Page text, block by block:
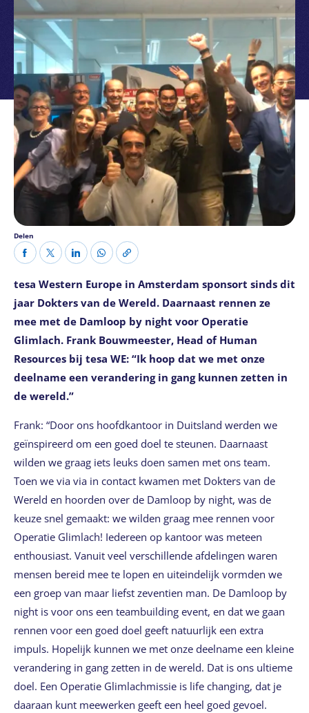
Delen
tesa Western Europe in Amsterdam sponsort sinds dit
jaar Dokters van de Wereld. Daarnaast rennen ze
mee met de Damloop by night voor Operatie
Glimlach. Frank Bouwmeester, Head of Human
Resources bij tesa WE: “Ik hoop dat we met onze
deelname een verandering in gang kunnen zetten in
de wereld.”
Frank: “Door ons hoofdkantoor in Duitsland werden we
geïnspireerd om een goed doel te steunen. Daarnaast
wilden we graag iets leuks doen samen met ons team.
Toen we via via in contact kwamen met Dokters van de
Wereld en hoorden over de Damloop by night, was de
keuze snel gemaakt: we wilden graag mee rennen voor
Operatie Glimlach! Iedereen op kantoor was meteen
enthousiast. Vanuit veel verschillende afdelingen waren
mensen bereid mee te lopen en uiteindelijk vormden we
een groep van maar liefst zeventien man. De Damloop by
night is voor ons een teambuilding event, en dat we gaan
rennen voor een goed doel geeft natuurlijk een extra
impuls. Hopelijk kunnen we met onze deelname een kleine
verandering in gang zetten in de wereld. Dat is ons ultieme
doel. Een Operatie Glimlachmissie is life changing, dat je
daaraan kunt meewerken geeft een heel goed gevoel.